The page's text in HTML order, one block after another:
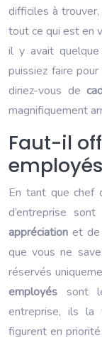
difficiles à trouver,
tout ce qui est en
il y avait quelque
puissiez faire
diriez-vous de
magnifiquement
Faut-il
En tant que chef
d’entreprise
appréciation et de
que vous ne
réservés
employés sont
entreprise, ils la
figurent en